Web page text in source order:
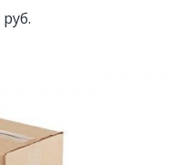
руб.